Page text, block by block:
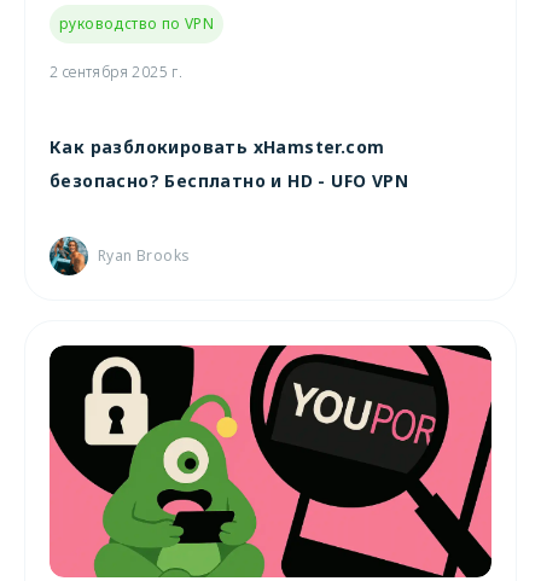
руководство по VPN
2 сентября 2025 г.
Как разблокировать xHamster.com
безопасно? Бесплатно и HD - UFO VPN
Ryan Brooks